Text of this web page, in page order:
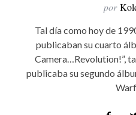
por
Tal día como hoy de
publicaban su cuarto
Camera…Revolution!”,
publicaba su segundo